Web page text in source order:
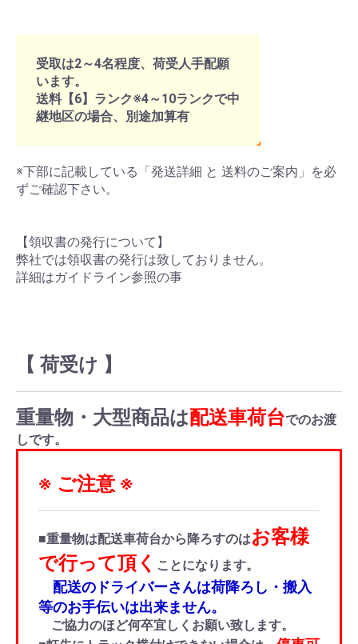
受取は2～4名程度、荷受人手配願
います。
送料【6】ランク※4～10ランクで中
継地区の場合、別途加算有
※下部に記載している「発送詳細 と 送料のご案内」を必
ずご確認下さい。
【領収書の発行について】
弊社では領収書の発行は致しておりません。
詳細はガイドライン参照の事
【 荷受け 】
重量物・大型商品は配送車荷台でのお渡
しです。
※ ご注意 ※
■重量物は配送車荷台から降ろすのはお客様
で行って頂く ことになります。
配送のドライバーさんは荷降ろし・搬入
等のお手伝いは出来ません。
ご協力のほど何卒宜しくお願い致します。